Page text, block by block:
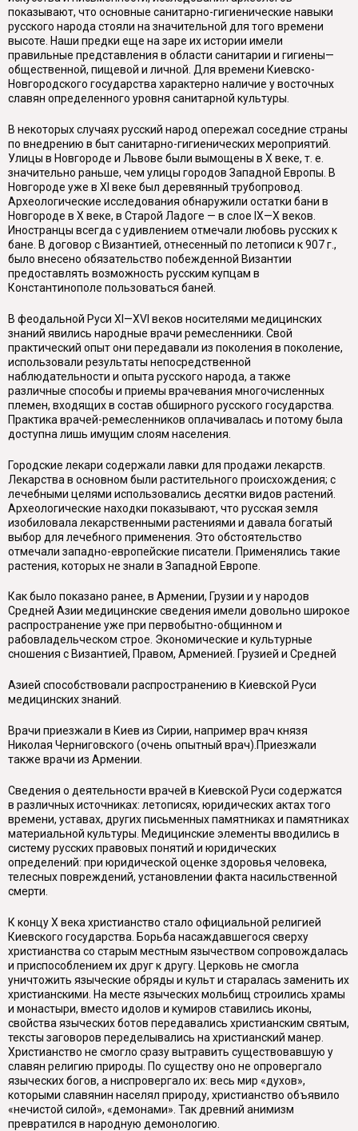
показывают, что основные санитарно-гигиенические навыки
русского народа стояли на значительной для того времени
высоте. Наши предки еще на заре их истории имели
правильные представления в области санитарии и гигиены—
общественной, пищевой и личной. Для времени Киевско-
Новгородского государства характерно наличие у восточных
славян определенного уровня санитарной культуры.
В некоторых случаях русский народ опережал соседние страны
по внедрению в быт санитарно-гигиенических мероприятий.
Улицы в Новгороде и Львове были вымощены в X веке, т. е.
значительно раньше, чем улицы городов Западной Европы. В
Новгороде уже в XI веке был деревянный трубопровод.
Археологические исследования обнаружили остатки бани в
Новгороде в X веке, в Старой Ладоге — в слое IX—X веков.
Иностранцы всегда с удивлением отмечали любовь русских к
бане. В договор с Византией, отнесенный по летописи к 907 г.,
было внесено обязательство побежденной Византии
предоставлять возможность русским купцам в
Константинополе пользоваться баней.
В феодальной Руси XI—XVI веков носителями медицинских
знаний явились народные врачи ремесленники. Свой
практический опыт они передавали из поколения в поколение,
использовали результаты непосредственной
наблюдательности и опыта русского народа, а также
различные способы и приемы врачевания многочисленных
племен, входящих в состав обширного русского государства.
Практика врачей-ремесленников оплачивалась и потому была
доступна лишь имущим слоям населения.
Городские лекари содержали лавки для продажи лекарств.
Лекарства в основном были растительного происхождения; с
лечебными целями использовались десятки видов растений.
Археологические находки показывают, что русская земля
изобиловала лекарственными растениями и давала богатый
выбор для лечебного применения. Это обстоятельство
отмечали западно-европейские писатели. Применялись такие
растения, которых не знали в Западной Европе.
Как было показано ранее, в Армении, Грузии и у народов
Средней Азии медицинские сведения имели довольно широкое
распространение уже при первобытно-общинном и
рабовладельческом строе. Экономические и культурные
сношения с Византией, Правом, Арменией. Грузией и Средней
Азией способствовали распространению в Киевской Руси
медицинских знаний.
Врачи приезжали в Киев из Сирии, например врач князя
Николая Черниговского (очень опытный врач).Приезжали
также врачи из Армении.
Сведения о деятельности врачей в Киевской Руси содержатся
в различных источниках: летописях, юридических актах того
времени, уставах, других письменных памятниках и памятниках
материальной культуры. Медицинские элементы вводились в
систему русских правовых понятий и юридических
определений: при юридической оценке здоровья человека,
телесных повреждений, установлении факта насильственной
смерти.
К концу X века христианство стало официальной религией
Киевского государства. Борьба насаждавшегося сверху
христианства со старым местным язычеством сопровождалась
и приспособлением их друг к другу. Церковь не смогла
уничтожить языческие обряды и культ и старалась заменить их
христианскими. На месте языческих мольбищ строились храмы
и монастыри, вместо идолов и кумиров ставились иконы,
свойства языческих ботов передавались христианским святым,
тексты заговоров переделывались на христианский манер.
Христианство не смогло сразу вытравить существовавшую у
славян религию природы. По существу оно не опровергало
языческих богов, а ниспровергало их: весь мир «духов»,
которыми славянин населял природу, христианство объявило
«нечистой силой», «демонами». Так древний анимизм
превратился в народную демонологию.